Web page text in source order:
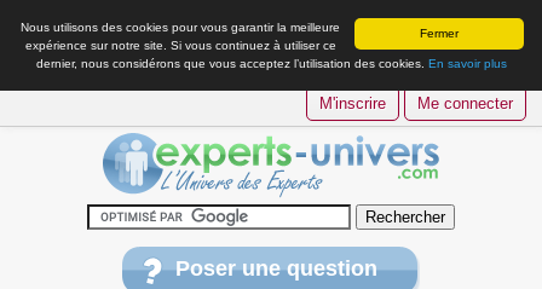
Fermer
Nous utilisons des cookies pour vous garantir la meilleure
expérience sur notre site. Si vous continuez à utiliser ce
dernier, nous considérons que vous acceptez l’utilisation des cookies. En savoir plus
M'inscrire Me connecter
Poser une question